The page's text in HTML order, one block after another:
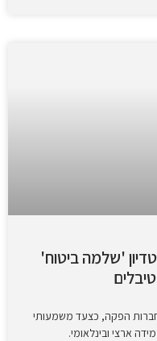
'שלמה ביטוח'
הפקה, כצעד משמעותי
ארצי ובינלאומי.